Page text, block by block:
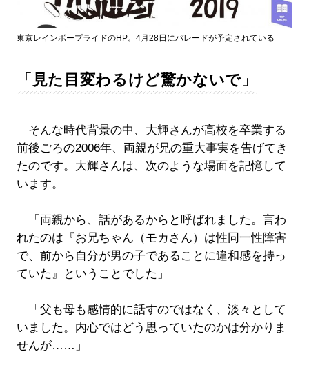
東京レインボープライドのHP。4月28日にパレードが予定されている
「見た目変わるけど驚かないで」
そんな時代背景の中、大輝さんが高校を卒業する
前後ごろの2006年、両親が兄の重大事実を告げてき
たのです。大輝さんは、次のような場面を記憶して
います。
「両親から、話があるからと呼ばれました。言わ
れたのは『お兄ちゃん（モカさん）は性同一性障害
で、前から自分が男の子であることに違和感を持っ
ていた』ということでした」
「父も母も感情的に話すのではなく、淡々として
いました。内心ではどう思っていたのかは分かりま
せんが……」